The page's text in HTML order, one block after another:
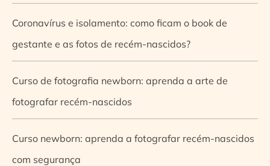
Coronavírus e isolamento: como ficam o book de
gestante e as fotos de recém-nascidos?
Curso de fotografia newborn: aprenda a arte de
fotografar recém-nascidos
Curso newborn: aprenda a fotografar recém-nascidos
com segurança